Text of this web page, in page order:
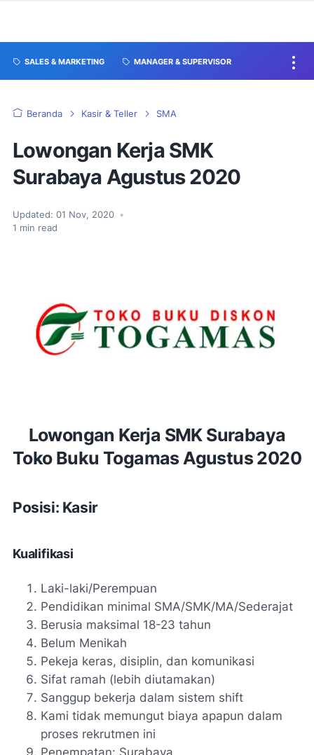
SALES & MARKETING MANAGER & SUPERVISOR
Beranda Kasir & Teller SMA
Lowongan Kerja SMK
Surabaya Agustus 2020
Updated: 01 Nov, 2020 •
1 min read
Lowongan Kerja SMK Surabaya
Toko Buku Togamas Agustus 2020
Posisi: Kasir
Kualifikasi
Laki-laki/Perempuan
Pendidikan minimal SMA/SMK/MA/Sederajat
Berusia maksimal 18-23 tahun
Belum Menikah
Pekeja keras, disiplin, dan komunikasi
Sifat ramah (lebih diutamakan)
Sanggup bekerja dalam sistem shift
Kami tidak memungut biaya apapun dalam
proses rekrutmen ini